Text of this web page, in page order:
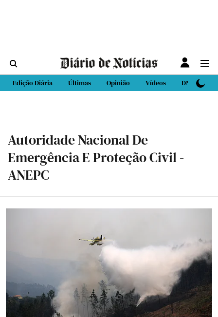
Edição Diária Últimas Opinião Vídeos DN Sport
Autoridade Nacional De
Emergência E Proteção Civil -
ANEPC